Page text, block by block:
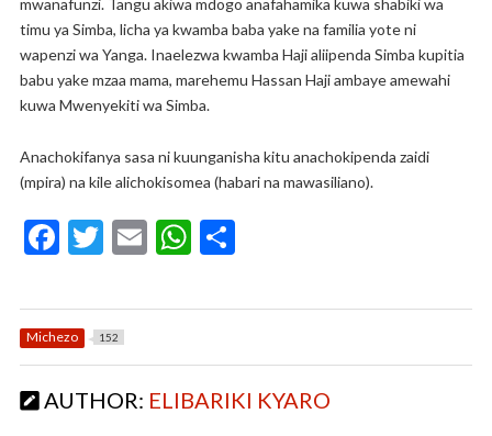
timu ya Simba, licha ya kwamba baba yake na familia yote ni
wapenzi wa Yanga. Inaelezwa kwamba Haji aliipenda Simba kupitia
babu yake mzaa mama, marehemu Hassan Haji ambaye amewahi
kuwa Mwenyekiti wa Simba.
Anachokifanya sasa ni kuunganisha kitu anachokipenda zaidi
(mpira) na kile alichokisomea (habari na mawasiliano).
F
e
b
o
o
T
itt
er
E
ai
W
at
A
p
S
ar
Michezo 152
AUTHOR: ELIBARIKI KYARO